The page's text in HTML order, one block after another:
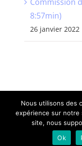
8:57min)
26 janvier 2022
©CNDCH| Tous
Nous utilisons des
expérience sur notre
site, nous
Ok